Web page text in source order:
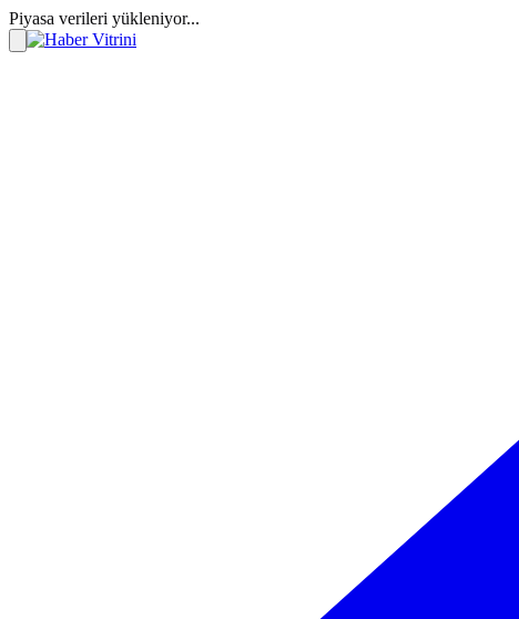
Piyasa verileri yükleniyor...